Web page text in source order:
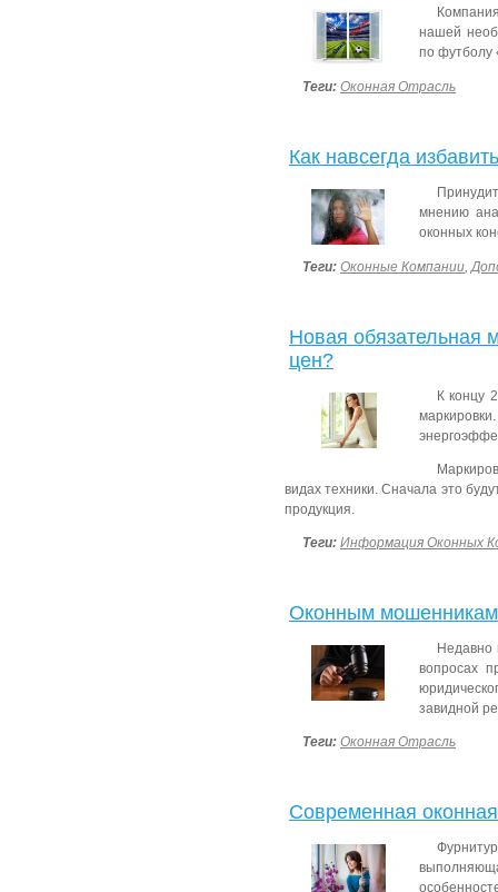
нашей
по футболу
Теги: Оконная Отрасль
Как навсегда
мнению
оконных
Теги: Оконные Компании,
Новая обязательная
цен?
К концу
видах техники.Сначала это
продукция.
Теги: Информация Оконных
Оконным
вопросах
завидной
Теги: Оконная Отрасль
Современная